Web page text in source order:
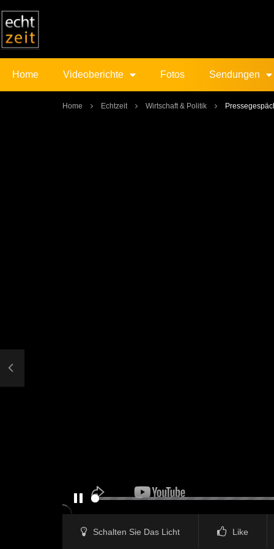
Home Videoberichte Fotos Sendungen
Home Echtzeit Wirtschaft & Politik
Schalten Sie Das Licht Like